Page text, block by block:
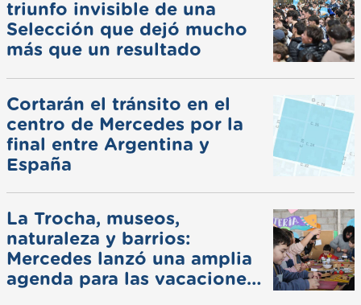
triunfo invisible de una
Selección que dejó mucho
más que un resultado
Cortarán el tránsito en el
centro de Mercedes por la
final entre Argentina y
España
La Trocha, museos,
naturaleza y barrios:
Mercedes lanzó una amplia
agenda para las vacaciones